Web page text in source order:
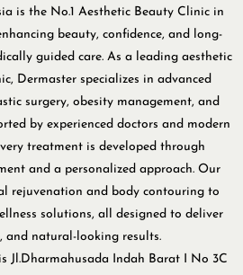
is the No.1 Aesthetic Beauty Clinic in
beauty, confidence, and long-
guided care. As a leading aesthetic
Dermaster specializes in advanced
surgery, obesity management, and
by experienced doctors and modern
treatment is developed through
and a personalized approach. Our
rejuvenation and body contouring to
solutions, all designed to deliver
and natural-looking results.
Jl.Dharmahusada Indah Barat I No 3C